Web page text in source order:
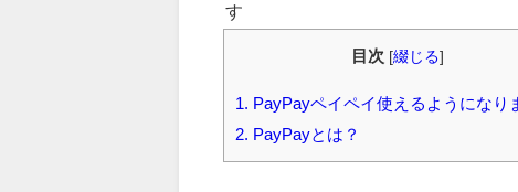
す
目次 [綴じる]
1.
PayPayペイペイ使えるようになり
2.
PayPayとは？